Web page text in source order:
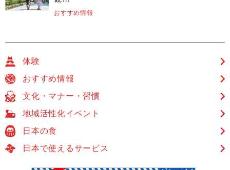
おすすめ情報
体験
おすすめ情報
文化・マナー・習慣
地域活性化イベント
日本の食
日本で使えるサービス